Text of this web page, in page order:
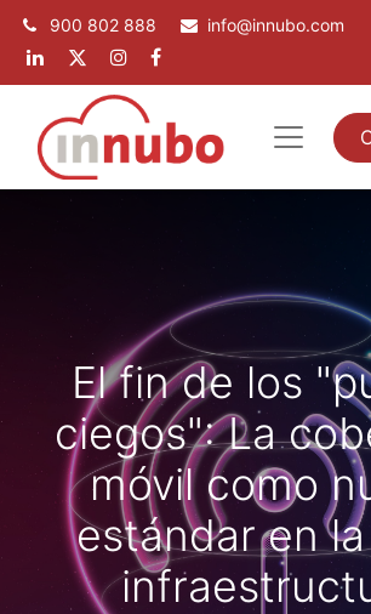
900 802 888 info@innubo.com
El fin de los
ciegos": La
móvil como
estándar en